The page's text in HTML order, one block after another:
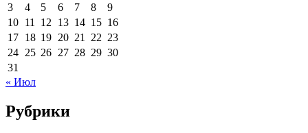
3
4 5 6 7 8
9
10 11 12 13 14 15 16
17 18 19 20 21 22 23
24 25 26 27 28 29 30
31
« Июл
Рубрики